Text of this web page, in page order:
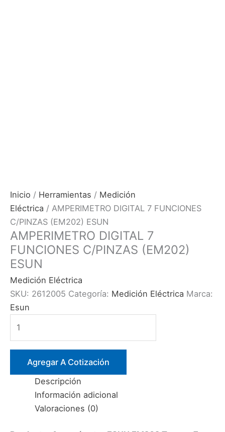
Inicio / Herramientas / Medición
Eléctrica / AMPERIMETRO DIGITAL 7 FUNCIONES
C/PINZAS (EM202) ESUN
AMPERIMETRO DIGITAL 7
FUNCIONES C/PINZAS (EM202)
ESUN
Medición Eléctrica
SKU: 2612005 Categoría: Medición Eléctrica Marca:
Esun
DIGITAL
7
FUNCIONES
C/PINZAS
cantidad
Agregar A Cotización
Descripción
Información adicional
Valoraciones (0)